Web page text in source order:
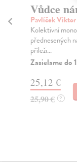
Vůdce
Pavlíček Viktor
Kolektivní
přednesených
příleži...
Zasielame do
25,12 €
25,90 € ?